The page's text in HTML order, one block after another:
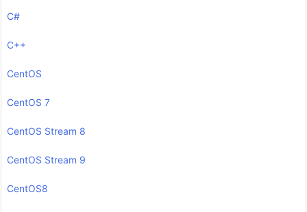
C#
C++
CentOS
CentOS 7
CentOS Stream 8
CentOS Stream 9
CentOS8